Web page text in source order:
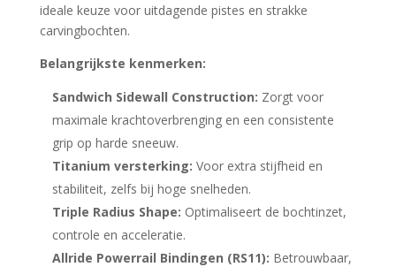
ideale keuze voor uitdagende pistes en strakke
carvingbochten.
Belangrijkste kenmerken:
Sandwich Sidewall Construction: Zorgt voor
maximale krachtoverbrenging en een consistente
grip op harde sneeuw.
Titanium versterking: Voor extra stijfheid en
stabiliteit, zelfs bij hoge snelheden.
Triple Radius Shape: Optimaliseert de bochtinzet,
controle en acceleratie.
Allride Powerrail Bindingen (RS11): Betrouwbaar,